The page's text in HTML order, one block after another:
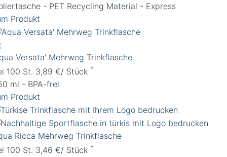
- PET Recycling Material - Express
Produkt
Versata' Mehrweg Trinkflasche
100 St. 3,89 €/ Stück *
ml - BPA-frei
Produkt
Ricca Mehrweg Trinkflasche
100 St. 3,46 €/ Stück *